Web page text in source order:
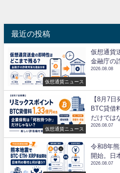
最近の投稿
仮想通貨ニュース
仮想通貨
金融庁の
2026.08.08
仮想通貨ニュース
【8月7
BTC貸借
だけでは
2026.08.07
令和8年
開始。日
2026.08.07